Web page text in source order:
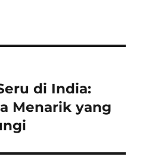
di India:
Menarik yang